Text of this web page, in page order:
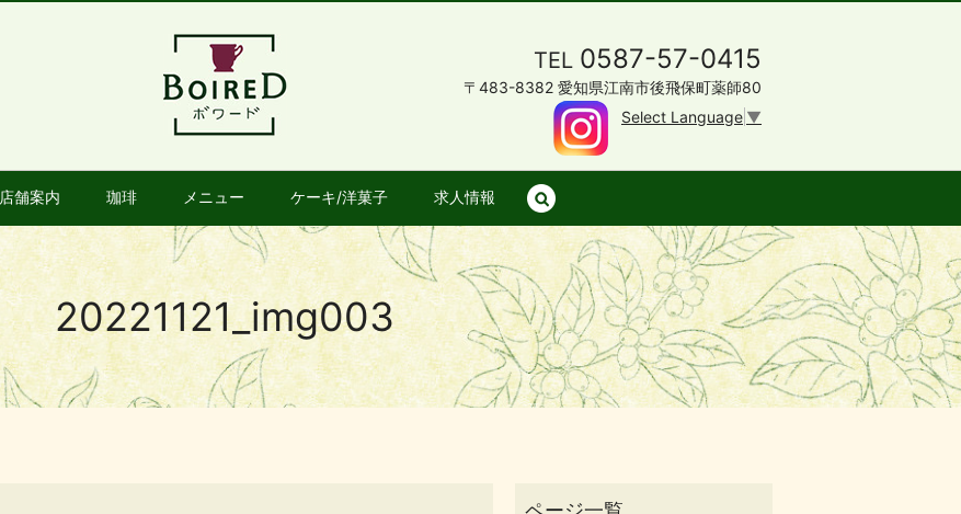
店舗案内 珈琲 メニュー ケーキ/洋菓子 求人情報 search
TEL 0587-57-0415
〒483-8382 愛知県江南市後飛保町薬師80
Select Language ▼
20221121_img003